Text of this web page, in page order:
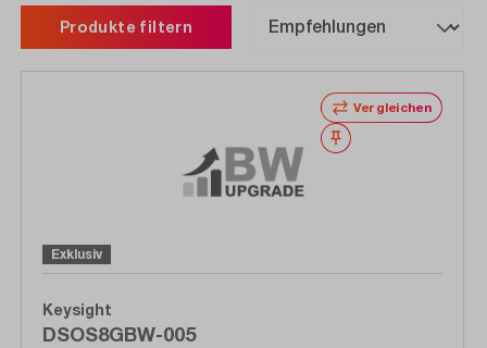
Produkte filtern
Vergleichen
Merken
Exklusiv
Keysight
DSOS8GBW-005